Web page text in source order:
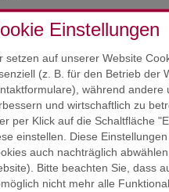
Einstellungen
setzen auf unserer Website
(z. B. für den Betrieb der
während
und wirtschaftlich zu
per Klick auf die Schaltfläche
einstellen. Diese
auch nachträglich
Bitte beachten Sie, dass
nicht mehr alle
und entgeltliche
die Garantiezusagen
das BMF den
Anwendung auf
beanstandet, wenn die
hin, dass die
hinausgehen.